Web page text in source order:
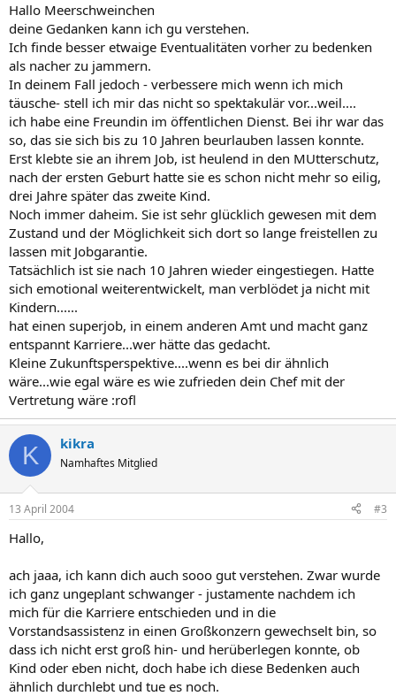
Hallo Meerschweinchen
deine Gedanken kann ich gu verstehen.
Ich finde besser etwaige Eventualitäten vorher zu bedenken
als nacher zu jammern.
In deinem Fall jedoch - verbessere mich wenn ich mich
täusche- stell ich mir das nicht so spektakulär vor...weil....
ich habe eine Freundin im öffentlichen Dienst. Bei ihr war das
so, das sie sich bis zu 10 Jahren beurlauben lassen konnte.
Erst klebte sie an ihrem Job, ist heulend in den MUtterschutz,
nach der ersten Geburt hatte sie es schon nicht mehr so eilig,
drei Jahre später das zweite Kind.
Noch immer daheim. Sie ist sehr glücklich gewesen mit dem
Zustand und der Möglichkeit sich dort so lange freistellen zu
lassen mit Jobgarantie.
Tatsächlich ist sie nach 10 Jahren wieder eingestiegen. Hatte
sich emotional weiterentwickelt, man verblödet ja nicht mit
Kindern......
hat einen superjob, in einem anderen Amt und macht ganz
entspannt Karriere...wer hätte das gedacht.
Kleine Zukunftsperspektive....wenn es bei dir ähnlich
wäre...wie egal wäre es wie zufrieden dein Chef mit der
Vertretung wäre :rofl
K kikra
Namhaftes Mitglied
13 April 2004 #3
Hallo,
ach jaaa, ich kann dich auch sooo gut verstehen. Zwar wurde
ich ganz ungeplant schwanger - justamente nachdem ich
mich für die Karriere entschieden und in die
Vorstandsassistenz in einen Großkonzern gewechselt bin, so
dass ich nicht erst groß hin- und herüberlegen konnte, ob
Kind oder eben nicht, doch habe ich diese Bedenken auch
ähnlich durchlebt und tue es noch.